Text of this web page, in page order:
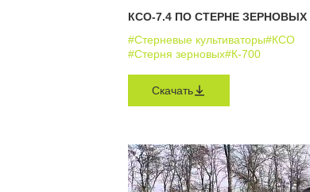
КСО-7.4 ПО СТЕРНЕ ЗЕРНОВЫХ
#Стерневые культиваторы#КСО
#Стерня зерновых#К-700
Скачать